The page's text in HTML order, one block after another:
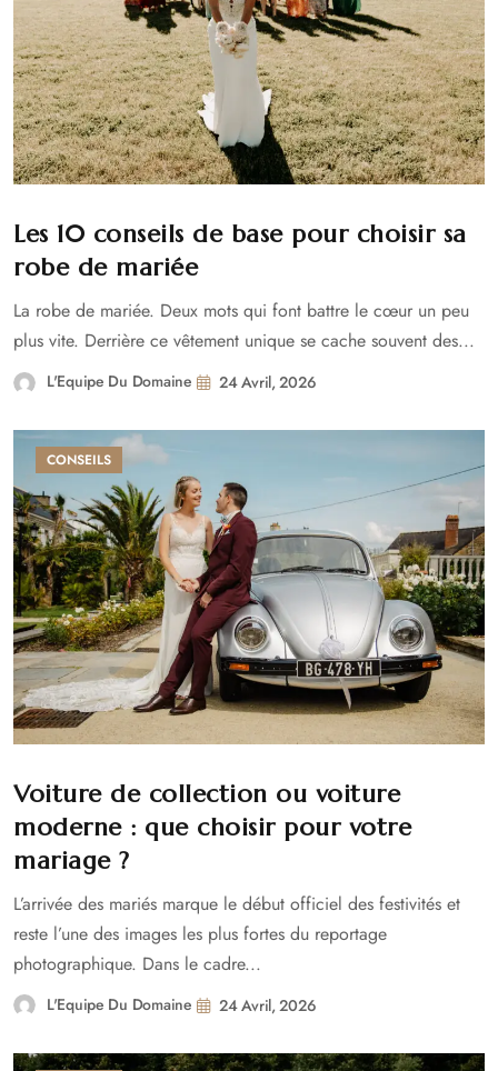
Les 10 conseils de base pour choisir sa
robe de mariée
La robe de mariée. Deux mots qui font battre le cœur un peu
plus vite. Derrière ce vêtement unique se cache souvent des...
L'Equipe Du Domaine 24 Avril, 2026
CONSEILS
Voiture de collection ou voiture
moderne : que choisir pour votre
mariage ?
L’arrivée des mariés marque le début officiel des festivités et
reste l’une des images les plus fortes du reportage
photographique. Dans le cadre...
L'Equipe Du Domaine 24 Avril, 2026